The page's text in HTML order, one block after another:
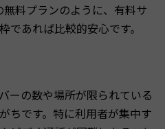
料プランのように、有料サ
であれば比較的安心です。
ーの数や場所が限られている
ちです。特に利用者が集中す